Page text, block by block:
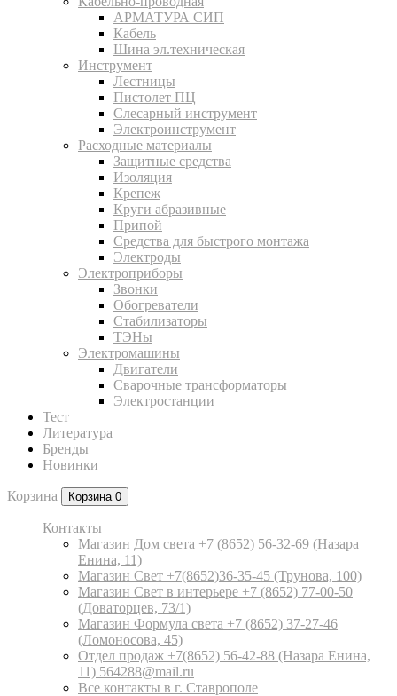
АРМАТУРА СИП
Кабель
Шина эл.техническая
Инструмент
Лестницы
Пистолет ПЦ
Слесарный инструмент
Электроинструмент
Расходные материалы
Защитные средства
Изоляция
Крепеж
Круги абразивные
Припой
Средства для быстрого монтажа
Электроды
Электроприборы
Звонки
Обогреватели
Стабилизаторы
ТЭНы
Электромашины
Двигатели
Сварочные трансформаторы
Электростанции
Тест
Литература
Бренды
Новинки
Корзина Корзина 0
Контакты
Магазин Дом света +7 (8652) 56-32-69 (Назара
Енина, 11)
Магазин Свет +7(8652)36-35-45 (Трунова, 100)
Магазин Свет в интерьере +7 (8652) 77-00-50
(Доваторцев, 73/1)
Магазин Формула света +7 (8652) 37-27-46
(Ломоносова, 45)
Отдел продаж +7(8652) 56-42-88 (Назара Енина,
11) 564288@mail.ru
Все контакты в г. Ставрополе